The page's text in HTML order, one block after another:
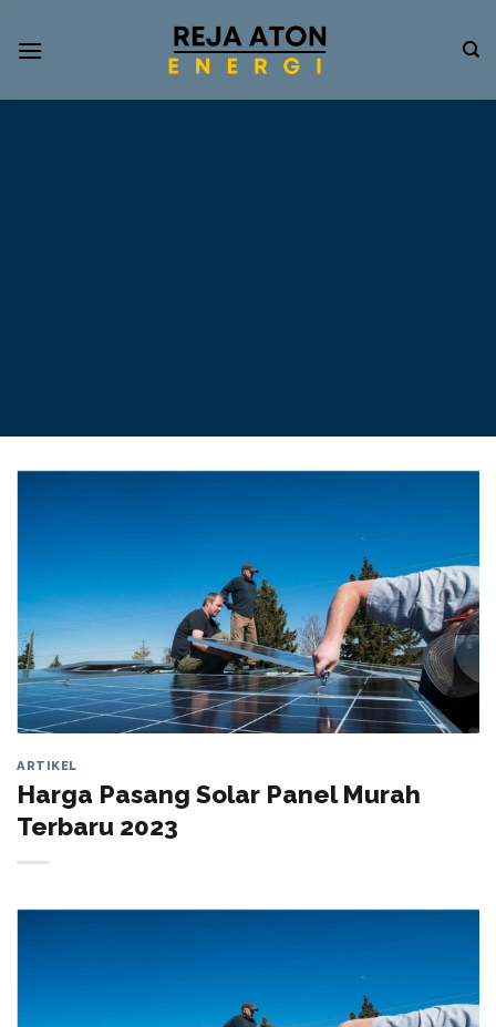
Informasi
ARTIKEL
Harga Pasang Solar Panel Murah
Terbaru 2023